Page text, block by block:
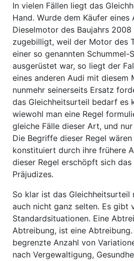
In vielen Fällen liegt das
Hand. Wurde dem Käufer eines
Dieselmotor des Baujahrs 2008
zugebilligt, weil der Motor des
einer so genannten Schummel-
ausgerüstet war, so liegt der
eines anderen Audi mit diesem
nunmehr seinerseits Ersatz
das Gleichheitsurteil bedarf es
wiewohl man eine Regel
gleiche Fälle dieser Art, und
Die Begriffe dieser Regel
konstituiert durch ihre frühere
dieser Regel erschöpft sich das
Präjudizes.
So klar ist das Gleichheitsurteil
auch nicht ganz selten. Es gibt
Standardsituationen. Eine
Abtreibung, ist eine
begrenzte Anzahl von
nach Vergewaltigung,